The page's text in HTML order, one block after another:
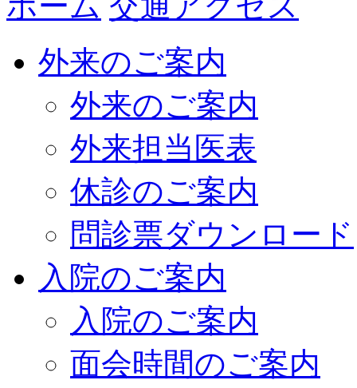
外来のご案内
外来のご案内
外来担当医表
休診のご案内
問診票ダウンロード
入院のご案内
入院のご案内
面会時間のご案内